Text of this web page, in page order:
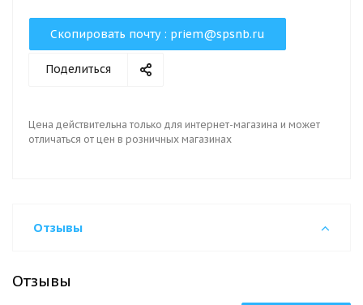
Скопировать почту : priem@spsnb.ru
Поделиться
Цена действительна только для интернет-магазина и может
отличаться от цен в розничных магазинах
Отзывы
Отзывы